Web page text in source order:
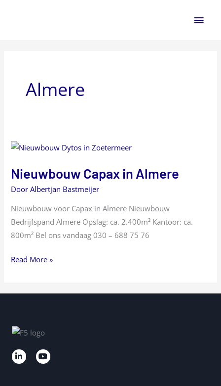
Almere
Nieuwbouw Capax in Almere
DoorAlbertjan Bastmeijer
Nieuwbouw voor Capax in Almere Nieuwbouw
Bedrijfspand Almere Opslag: ca. 2.400m² Kantoor: ca.
800m² Bel ons vandaag 030 – 688 75 76
Nieuwbouw
in
Almere
Read More »
L
i
Y
o